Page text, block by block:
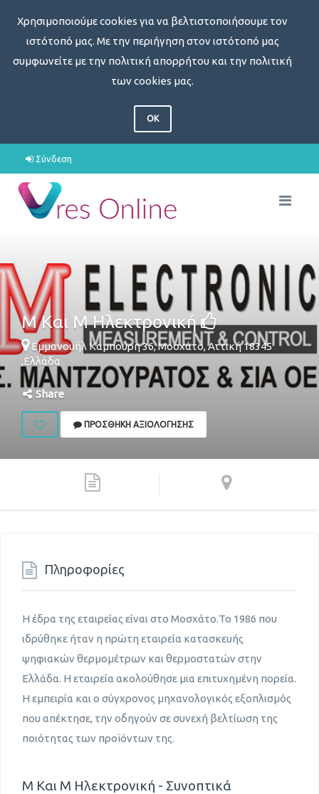
Χρησιμοποιούμε cookies για να βελτιστοποιήσουμε τον
ιστότοπό μας. Με την περιήγηση στον ιστότοπό μας
συμφωνείτε με την πολιτική απορρήτου και την πολιτική
των cookies μας.
OK
Σύνδεση
Μ Και Μ Ηλεκτρονική
Εμμανουήλ Καμπούρη 36,Μοσχάτο,Αττική18345
,Ελλάδα
Share
ΠΡΟΣΘΉΚΗ ΑΞΙΟΛΌΓΗΣΗΣ
Πληροφορίες
Η έδρα της εταιρείας είναι στο Μοσχάτο.Το 1986 που
ιδρύθηκε ήταν η πρώτη εταιρεία κατασκευής
ψηφιακών θερμομέτρων και θερμοστατών στην
Ελλάδα. Η εταιρεία ακολούθησε μια επιτυχημένη πορεία.
Η εμπειρία και ο σύγχρονος μηχανολογικός εξοπλισμός
που απέκτησε, την οδηγούν σε συνεχή βελτίωση της
ποιότητας των προϊόντων της.
Μ Και Μ Ηλεκτρονική - Συνοπτικά